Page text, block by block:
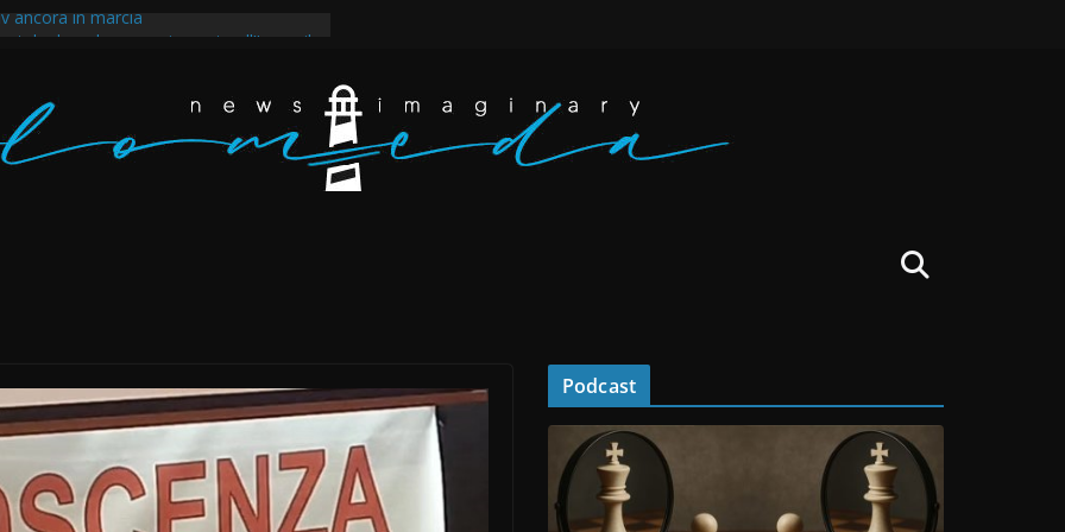
ancora in marcia
scarafaggi ha messo al muro il
Eravamo dappertutto
il tempo della rabbia e della rivolta a
Podcast